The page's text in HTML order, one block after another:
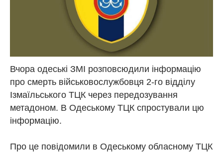
Вчора одеські ЗМІ розповсюдили інформацію
про смерть військовослужбовця 2-го відділу
Ізмаїльського ТЦК через передозування
метадоном. В Одеському ТЦК спростували цю
інформацію.
Про це повідомили в Одеському обласному ТЦК